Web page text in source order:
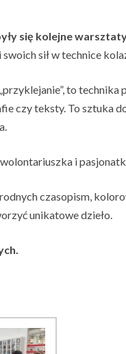
się kolejne
sił w technice
to
czy teksty. To sztuka
i
czasopism,
unikatowe dzieło.